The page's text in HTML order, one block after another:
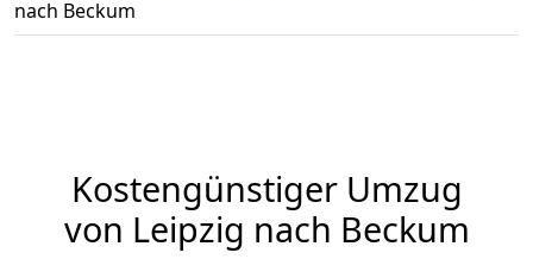
nach Beckum
Kostengünstiger Umzug
von Leipzig nach Beckum